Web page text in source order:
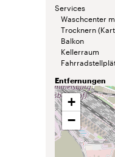
Services
Waschcenter
Trocknern
Balkon
Kellerraum
Entfernungen
+
−